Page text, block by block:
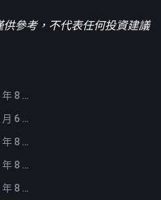
參考，不代表任何投資建議
FameEX 今日新聞速覽｜2026 年 8 月 7 日
FameEX 加密貨幣行情分析 | 8 月 6 日, 2026
FameEX 今日新聞速覽｜2026 年 8 月 6 日
FameEX 今日新聞速覽｜2026 年 8 月 5 日
FameEX 今日新聞速覽｜2026 年 8 月 4 日